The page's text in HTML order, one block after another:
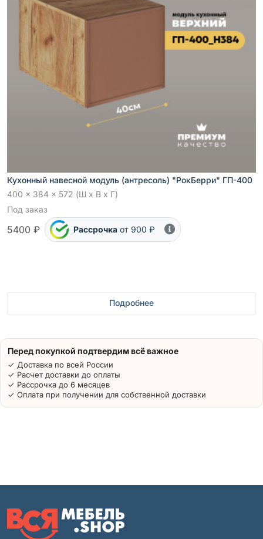
Кухонный навесной модуль (антресоль) "РокБерри" ГП-400
400 x 384 x 572 (Ш x В x Г)
Под заказ
5400 ₽ Рассрочка от 900 ₽
Подробнее
Перед покупкой подтвердим всё важное
✓ Доставка по всей России
✓ Расчет доставки до оплаты
✓ Рассрочка до 6 месяцев
✓ Оплата при получении для собственной доставки